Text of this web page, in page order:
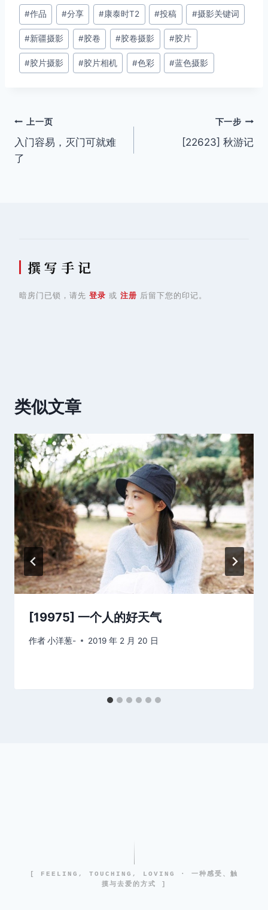
文
章
标
签：
#作品 #分享 #康泰时T2 #投稿 #摄影关键词
#新疆摄影 #胶卷 #胶卷摄影 #胶片
#胶片摄影 #胶片相机 #色彩 #蓝色摄影
文
章
上一页
入门容易，灭门可就难
了
下一步
[22623] 秋游记
撰 写 手 记
暗房门已锁，请先 登录 或 注册 后留下您的印记。
类似文章
[19975] 一个人的好天气
作者小洋葱- 2019 年 2 月 20 日
[ FEELING, TOUCHING, LOVING · 一种感受、触
摸与去爱的方式 ]